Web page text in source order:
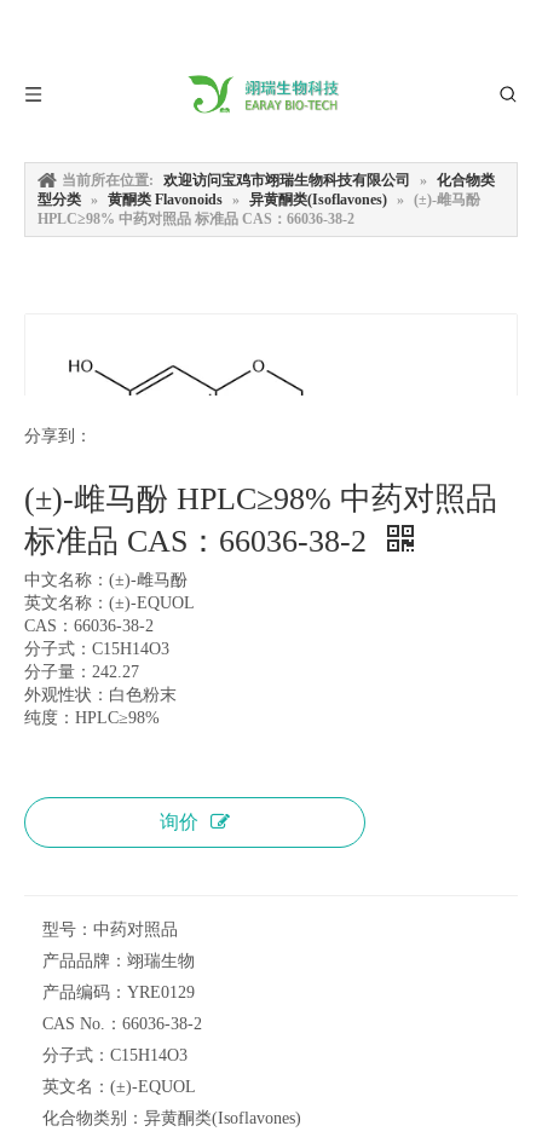
当前所在位置: 欢迎访问宝鸡市翊瑞生物科技有限公司 »
化合物类
型分类 » 黄酮类 Flavonoids » 异黄酮类(Isoflavones) »
(±)-雌马酚
HPLC≥98% 中药对照品 标准品 CAS：66036-38-2
分享到：
(±)-雌马酚 HPLC≥98% 中药对照品
标准品 CAS：66036-38-2
中文名称：(±)-雌马酚
英文名称：(±)-EQUOL
CAS：66036-38-2
分子式：C15H14O3
分子量：242.27
外观性状：白色粉末
纯度：HPLC≥98%
询价
型号： 中药对照品
产品品牌： 翊瑞生物
产品编码： YRE0129
CAS No.： 66036-38-2
分子式： C15H14O3
英文名： (±)-EQUOL
化合物类别： 异黄酮类(Isoflavones)